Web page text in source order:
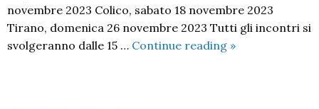
novembre 2023 Colico, sabato 18 novembre 2023
Tirano, domenica 26 novembre 2023 Tutti gli incontri si
svolgeranno dalle 15 … Continue reading CHE
»